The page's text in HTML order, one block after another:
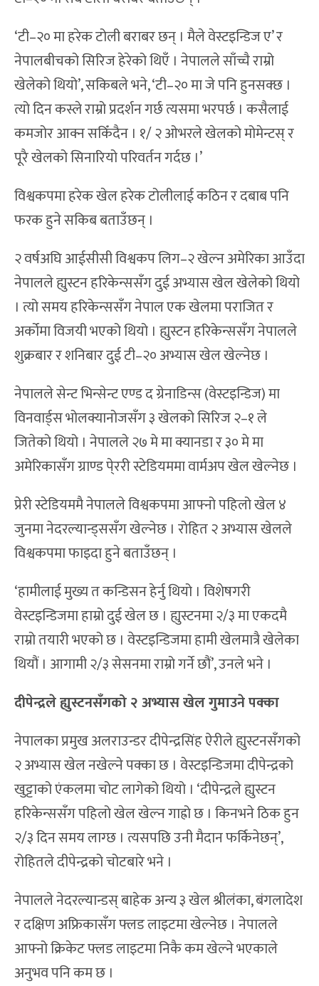
‘टी–२० मा हरेक टोली बराबर छन् । मैले वेस्टइन्डिज ए’ र
नेपालबीचको सिरिज हेरेको थिएँ । नेपालले साँच्चै राम्रो
खेलेको थियो’, सकिबले भने, ‘टी–२० मा जे पनि हुनसक्छ ।
त्यो दिन कस्ले राम्रो प्रदर्शन गर्छ त्यसमा भरपर्छ । कसैलाई
कमजोर आक्न सकिँदैन । १/ २ ओभरले खेलको मोमेन्टस् र
पूरै खेलको सिनारियो परिवर्तन गर्दछ ।’
विश्वकपमा हरेक खेल हरेक टोलीलाई कठिन र दबाब पनि
फरक हुने सकिब बताउँछन् ।
२ वर्षअघि आईसीसी विश्वकप लिग–२ खेल्न अमेरिका आउँदा
नेपालले ह्युस्टन हरिकेन्ससँग दुई अभ्यास खेल खेलेको थियो
। त्यो समय हरिकेन्ससँग नेपाल एक खेलमा पराजित र
अर्कोमा विजयी भएको थियो । ह्युस्टन हरिकेन्ससँग नेपालले
शुक्रबार र शनिबार दुई टी–२० अभ्यास खेल खेल्नेछ ।
नेपालले सेन्ट भिन्सेन्ट एण्ड द ग्रेनाडिन्स (वेस्टइन्डिज) मा
विनवार्ड्स भोलक्यानोजसँग ३ खेलको सिरिज २–१ ले
जितेको थियो । नेपालले २७ मे मा क्यानडा र ३० मे मा
अमेरिकासँग ग्राण्ड पे्ररी स्टेडियममा वार्मअप खेल खेल्नेछ ।
प्रेरी स्टेडियममै नेपालले विश्वकपमा आफ्नो पहिलो खेल ४
जुनमा नेदरल्यान्ड्ससँग खेल्नेछ । रोहित २ अभ्यास खेलले
विश्वकपमा फाइदा हुने बताउँछन् ।
‘हामीलाई मुख्य त कन्डिसन हेर्नु थियो । विशेषगरी
वेस्टइन्डिजमा हाम्रो दुई खेल छ । ह्युस्टनमा २/३ मा एकदमै
राम्रो तयारी भएको छ । वेस्टइन्डिजमा हामी खेलमात्रै खेलेका
थियौं । आगामी २/३ सेसनमा राम्रो गर्ने छौं’, उनले भने ।
दीपेन्द्रले ह्युस्टनसँगको २ अभ्यास खेल गुमाउने पक्का
नेपालका प्रमुख अलराउन्डर दीपेन्द्रसिंह ऐरीले ह्युस्टनसँगको
२ अभ्यास खेल नखेल्ने पक्का छ । वेस्टइन्डिजमा दीपेन्द्रको
खुट्टाको एंकलमा चोट लागेको थियो । ‘दीपेन्द्रले ह्युस्टन
हरिकेन्ससँग पहिलो खेल खेल्न गाह्रो छ । किनभने ठिक हुन
२/३ दिन समय लाग्छ । त्यसपछि उनी मैदान फर्किनेछन्’,
रोहितले दीपेन्द्रको चोटबारे भने ।
नेपालले नेदरल्यान्डस् बाहेक अन्य ३ खेल श्रीलंका, बंगलादेश
र दक्षिण अफ्रिकासँग फ्लड लाइटमा खेल्नेछ । नेपालले
आफ्नो क्रिकेट फ्लड लाइटमा निकै कम खेल्ने भएकाले
अनुभव पनि कम छ ।